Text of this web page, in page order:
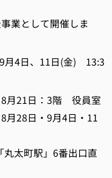
業として開催しま
日、11日(金) 13:3
日：3階 役員室
4日・11
駅」6番出口直